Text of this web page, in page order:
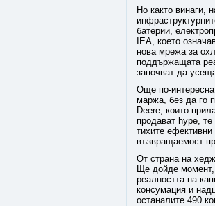
Но както винаги,
батерии,
IEA, което
нова мрежа за
поддържащата
започват да
Още по-интересна
маржа, без да го
Deere, които
продават hype,
тихите
възвращаемост
От страна на
Ще дойде момент,
реалността на
консумация и
останалите 490